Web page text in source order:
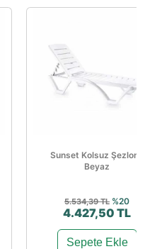
Sunset Kolsuz Şezlong
Beyaz
5.534,39 TL %20
4.427,50 TL
Sepete Ekle